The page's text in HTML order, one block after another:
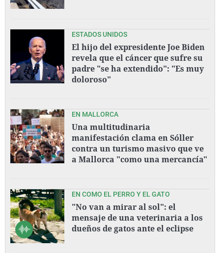
ESTADOS UNIDOS
El hijo del expresidente Joe Biden
revela que el cáncer que sufre su
padre "se ha extendido": "Es muy
doloroso"
EN MALLORCA
Una multitudinaria
manifestación clama en Sóller
contra un turismo masivo que ve
a Mallorca "como una mercancía"
EN COMO EL PERRO Y EL GATO
"No van a mirar al sol": el
mensaje de una veterinaria a los
dueños de gatos ante el eclipse